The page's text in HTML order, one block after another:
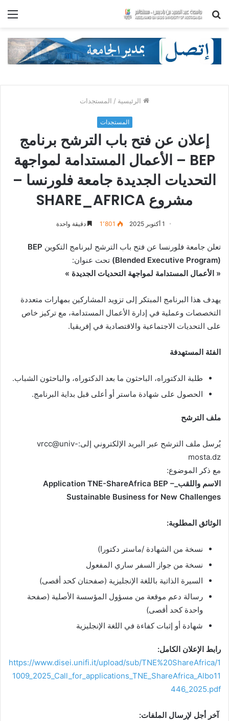
بحث
الرئيسية / المستجدات
المستجدات
إعلان عن فتح باب الترشح برنامج
BEP – الأعمال المستدامة لمواجهة
التحديات الجديدة جامعة فلورنسا –
مشروع SHARE_AFRICA
1 أكتوبر 2025 1٬801 دقيقة واحدة
تعلن جامعة فلورنسا عن فتح باب الترشح لبرنامج التكوين BEP
(Blended Executive Program) تحت عنوان:
« الأعمال المستدامة لمواجهة التحديات الجديدة »
يهدف هذا البرنامج المبتكر إلى تزويد المشاركين بمهارات متعددة
التخصصات وعملية في إدارة الأعمال المستدامة، مع تركيز خاص
على التحديات الاجتماعية والاقتصادية في إفريقيا.
الفئة المستهدفة
طلبة الدكتوراه، الباحثون ما بعد الدكتوراه، والباحثون الشباب.
الحصول على شهادة ماستر أو أعلى قبل بداية البرنامج.
ملف الترشح
يُرسل ملف الترشح عبر البريد الإلكتروني إلى:vrcc@univ-
mosta.dz
مع ذكر الموضوع:
الاسم واللقب _Application TNE-ShareAfrica BEP –
Sustainable Business for New Challenges
الوثائق المطلوبة:
نسخة من الشهادة /ماستر دكتورا)
نسخة من جواز السفر ساري المفعول
السيرة الذاتية باللغة الإنجليزية (صفحتان كحد أقصى)
رسالة دعم موقعة من مسؤول المؤسسة الأصلية (صفحة
واحدة كحد أقصى)
شهادة أو إثبات كفاءة في اللغة الإنجليزية
رابط الإعلان الكامل:
https://www.disei.unifi.it/upload/sub/TNE%20ShareAfrica/1
1009_2025_Call_for_applications_TNE_ShareAfrica_Albo11
446_2025.pdf
آخر أجل لإرسال الملفات: